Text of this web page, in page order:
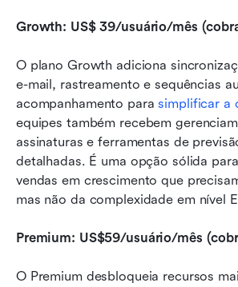
Growth: US$ 39/usuário/mês
O plano Growth adiciona
e-mail, rastreamento e sequências
acompanhamento para simplificar a
equipes também recebem
assinaturas e ferramentas de
detalhadas. É uma opção sólida
vendas em crescimento que
mas não da complexidade em nível
Premium: US$59/usuário/mês
O Premium desbloqueia recursos